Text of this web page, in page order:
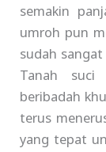
semakin
umroh pun
sudah
Tanah suci
beribadah
terus
yang tepat